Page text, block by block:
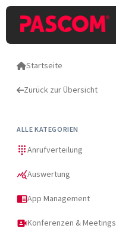
Startseite
Zurück zur Übersicht
ALLE KATEGORIEN
dialpadAnrufverteilung
query_statsAuswertung
chrome_reader_modeApp Management
video_camera_frontKonferenzen & Meetings